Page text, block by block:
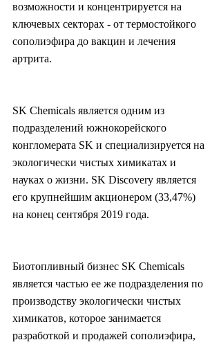
возможности и концентрируется на
ключевых секторах - от термостойкого
сополиэфира до вакцин и лечения
артрита.
SK Chemicals является одним из
подразделений южнокорейского
конгломерата SK и специализируется на
экологически чистых химикатах и
науках о жизни. SK Discovery является
его крупнейшим акционером (33,47%)
на конец сентября 2019 года.
Биотопливный бизнес SK Chemicals
является частью ее же подразделения по
производству экологически чистых
химикатов, которое занимается
разработкой и продажей сополиэфира,